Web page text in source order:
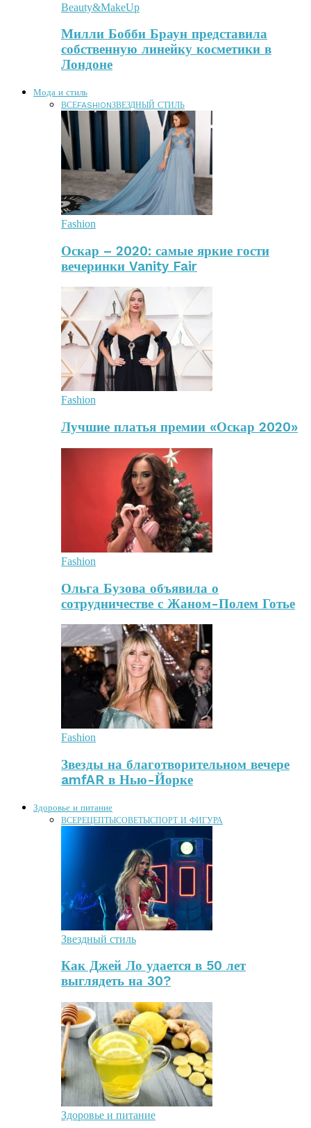
Beauty&MakeUp
Милли Бобби Браун представила
собственную линейку косметики в
Лондоне
Мода и стиль
ВСЕFASHIONЗВЕЗДНЫЙ СТИЛЬ
Fashion
Оскар – 2020: самые яркие гости
вечеринки Vanity Fair
Fashion
Лучшие платья премии «Оскар 2020»
Fashion
Ольга Бузова объявила о
сотрудничестве с Жаном-Полем Готье
Fashion
Звезды на благотворительном вечере
amfAR в Нью-Йорке
Здоровье и питание
ВСЕРЕЦЕПТЫСОВЕТЫСПОРТ И ФИГУРА
Звездный стиль
Как Джей Ло удается в 50 лет
выглядеть на 30?
Здоровье и питание